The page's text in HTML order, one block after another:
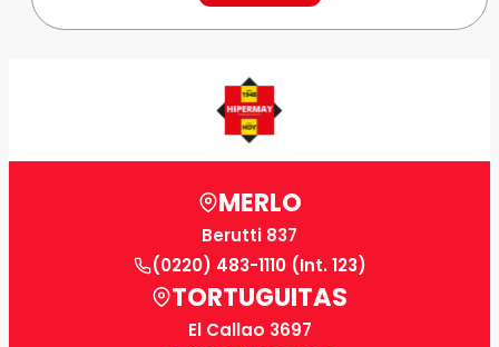
MERLO
Berutti 837
(0220) 483-1110 (Int. 123)
TORTUGUITAS
El Callao 3697